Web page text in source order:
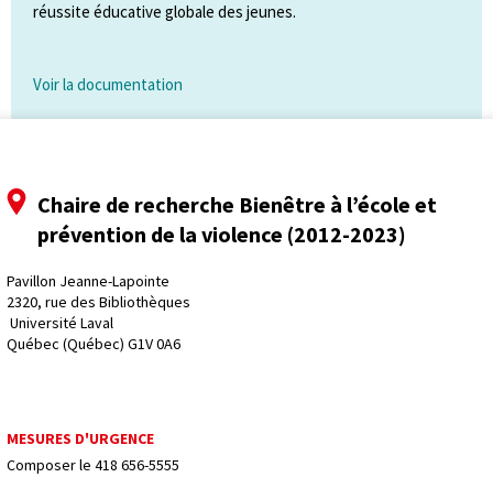
réussite éducative globale des jeunes.
Voir la documentation
Chaire de recherche Bienêtre à l’école et
prévention de la violence (2012-2023)
Pavillon Jeanne-Lapointe
2320, rue des Bibliothèques
Université Laval
Québec (Québec) G1V 0A6
MESURES D'URGENCE
Composer le 418 656-5555